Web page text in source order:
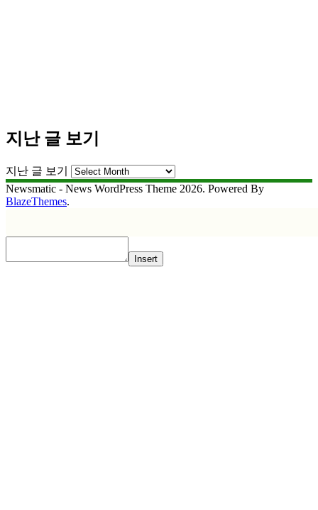
지난 글 보기
지난 글 보기
Newsmatic - News WordPress Theme 2026. Powered By
BlazeThemes.
Insert